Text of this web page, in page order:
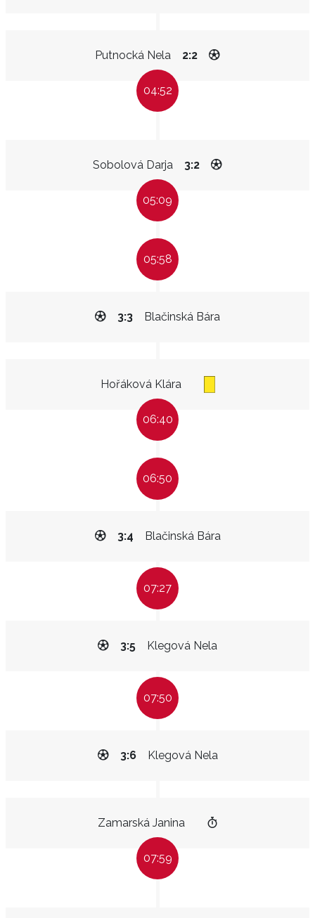
Putnocká Nela 2:2
04:52
Sobolová Darja 3:2
05:09
05:58
Blačinská Bára
3:3
Hořáková Klára
06:40
06:50
Blačinská Bára
3:4
07:27
Klegová Nela
3:5
07:50
Klegová Nela
3:6
Zamarská Janina
07:59